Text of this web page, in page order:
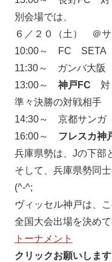
別会場では、
６／２０（土） ＠
10:00～ FC SETA
11:30～ ガンバ大
13:00～ 神戸FC 対
準々決勝の対戦相手
14:30～ 京都サン
16:00～ フレスカ神
兵庫県勢は、Jの下部
そして、兵庫県勢同
(^-^;
ヴィッセル神戸は、
全国大会出場を決め
トーナメント
クリックお願いしま